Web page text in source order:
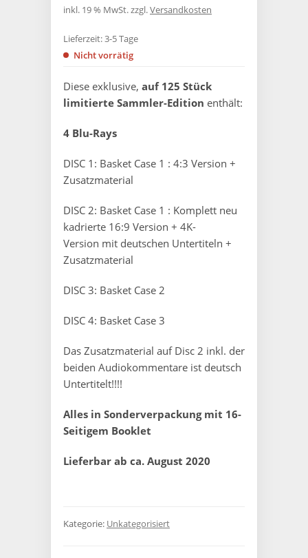
inkl. 19 % MwSt.zzgl.Versandkosten
Diese exklusive, auf 125 Stück
limitierte Sammler-Edition enthält:
4 Blu-Rays
DISC 1: Basket Case 1 : 4:3 Version +
Zusatzmaterial
DISC 2: Basket Case 1 : Komplett neu
kadrierte 16:9 Version + 4K-
Version mit deutschen Untertiteln +
Zusatzmaterial
DISC 3: Basket Case 2
DISC 4: Basket Case 3
Das Zusatzmaterial auf Disc 2 inkl. der
beiden Audiokommentare ist deutsch
Untertitelt!!!!
Alles in Sonderverpackung mit 16-
Seitigem Booklet
Lieferbar ab ca. August 2020
Lieferzeit:3-5 Tage
Nicht vorrätig
Kategorie: Unkategorisiert